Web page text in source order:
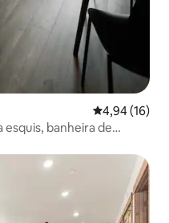
4,94 de uma
4,94 (16)
esquis, banheira de